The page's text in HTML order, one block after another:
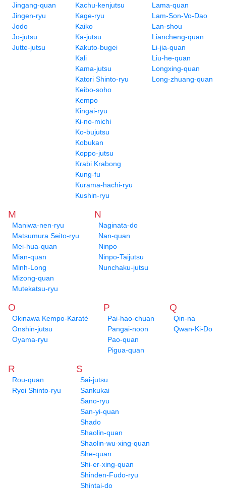
Jingang-quan
Jingen-ryu
Jodo
Jo-jutsu
Jutte-jutsu
Kachu-kenjutsu
Kage-ryu
Kaiko
Ka-jutsu
Kakuto-bugei
Kali
Kama-jutsu
Katori Shinto-ryu
Keibo-soho
Kempo
Kingai-ryu
Ki-no-michi
Ko-bujutsu
Kobukan
Koppo-jutsu
Krabi Krabong
Kung-fu
Kurama-hachi-ryu
Kushin-ryu
Lama-quan
Lam-Son-Vo-Dao
Lan-shou
Liancheng-quan
Li-jia-quan
Liu-he-quan
Longxing-quan
Long-zhuang-quan
M
Maniwa-nen-ryu
Matsumura Seito-ryu
Mei-hua-quan
Mian-quan
Minh-Long
Mizong-quan
Mutekatsu-ryu
N
Naginata-do
Nan-quan
Ninpo
Ninpo-Taijutsu
Nunchaku-jutsu
O
Okinawa Kempo-Karaté
Onshin-jutsu
Oyama-ryu
P
Pai-hao-chuan
Pangai-noon
Pao-quan
Pigua-quan
Q
Qin-na
Qwan-Ki-Do
R
Rou-quan
Ryoi Shinto-ryu
S
Sai-jutsu
Sankukai
Sano-ryu
San-yi-quan
Shado
Shaolin-quan
Shaolin-wu-xing-quan
She-quan
Shi-er-xing-quan
Shinden-Fudo-ryu
Shintai-do